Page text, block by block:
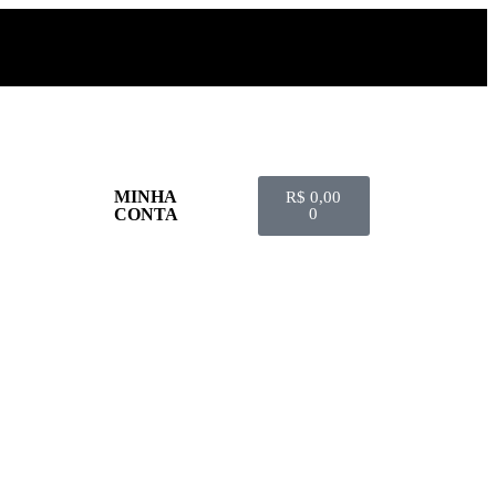
MINHA
CONTA
R$ 0,00
0